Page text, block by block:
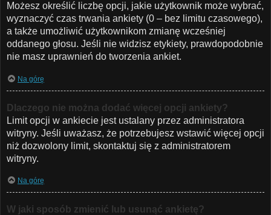
Możesz określić liczbę opcji, jakie użytkownik może wybrać,
wyznaczyć czas trwania ankiety (0 – bez limitu czasowego),
a także umożliwić użytkownikom zmianę wcześniej
oddanego głosu. Jeśli nie widzisz etykiety, prawdopodobnie
nie masz uprawnień do tworzenia ankiet.
Na górę
Dlaczego nie można dodać więcej opcji ankiety?
Limit opcji w ankiecie jest ustalany przez administratora
witryny. Jeśli uważasz, że potrzebujesz wstawić więcej opcji
niż dozwolony limit, skontaktuj się z administratorem
witryny.
Na górę
W jaki sposób zmienić lub usunąć ankietę?